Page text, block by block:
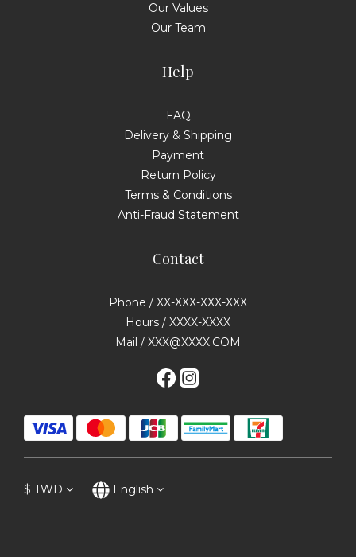
Our Values
Our Team
Help
FAQ
Delivery & Shipping
Payment
Return Policy
Terms & Conditions
Anti-Fraud Statement
Contact
Phone / XX-XXX-XXX-XXX
Hours / XXXX-XXXX
Mail / XXX@XXXX.COM
$ TWD English